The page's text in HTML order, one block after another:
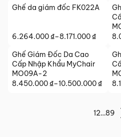
giá:
đến
từ
Ghế da giám đốc FK022A
6.264.000₫–8.171.000₫
Khoảng
giá:
từ
6.264.000 ₫
đến
từ
Ghế Giám Đốc Da Cao
Cấp Nhập Khẩu MyChair
MO09A-2
8.450.000₫–10.500.000₫
Khoảng
từ
12…89